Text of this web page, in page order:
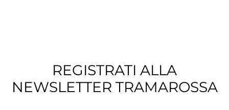
REGISTRATI ALLA
NEWSLETTER TRAMAROSSA